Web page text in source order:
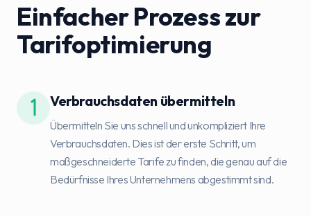
Einfacher Prozess zur
Tarifoptimierung
Verbrauchsdaten übermitteln
Übermitteln Sie uns schnell und unkompliziert Ihre
Verbrauchsdaten. Dies ist der erste Schritt, um
maßgeschneiderte Tarife zu finden, die genau auf die
Bedürfnisse Ihres Unternehmens abgestimmt sind.